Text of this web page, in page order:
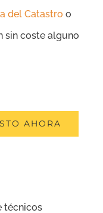
del Catastro o
sin coste alguno
AHORA
técnicos